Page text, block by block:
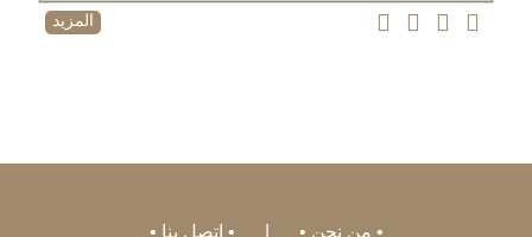
المزيد
من نحن اتصل بنا